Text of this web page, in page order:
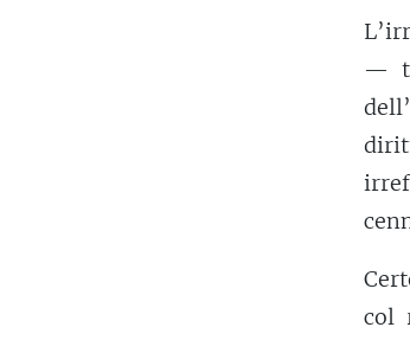
—
col